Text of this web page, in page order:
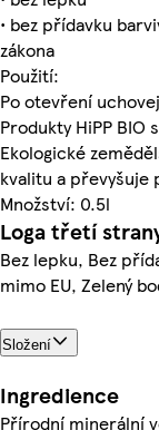
• bez přídavku
zákona
Použití:
Po otevření
Produkty HiPP BIO
Ekologické
kvalitu a převyšuje
Množství: 0.5l
Loga třetí
Bez lepku, Bez
mimo EU, Zelený
Složení
Ingredience
Přírodní minerální